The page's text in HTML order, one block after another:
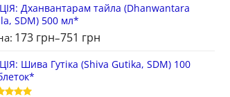
Дханвантарам тайла (Dhanwantara
SDM) 500 мл*
173 грн–751 грн
Шива Гутіка (Shiva Gutika, SDM) 100